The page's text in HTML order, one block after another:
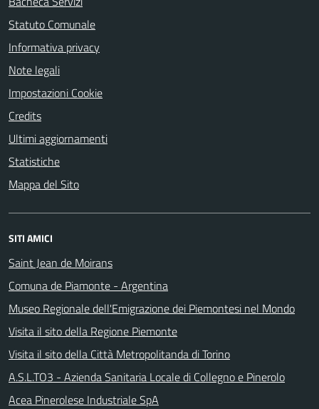
Statuto Comunale
Informativa privacy
Note legali
Impostazioni Cookie
Credits
Ultimi aggiornamenti
Statistiche
Mappa del Sito
SITI AMICI
Saint Jean de Moirans
Comuna de Piamonte - Argentina
Museo Regionale dell'Emigrazione dei Piemontesi nel Mondo
Visita il sito della Regione Piemonte
Visita il sito della Città Metropolitanda di Torino
A.S.L.TO3 - Azienda Sanitaria Locale di Collegno e Pinerolo
Acea Pinerolese Industriale SpA